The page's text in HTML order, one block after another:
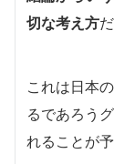
切な考え方
これは日本
るであろう
れることが